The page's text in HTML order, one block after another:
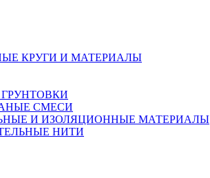
КРУГИ И МАТЕРИАЛЫ
СМЕСИ
И ИЗОЛЯЦИОННЫЕ МАТЕРИАЛЫ
НИТИ